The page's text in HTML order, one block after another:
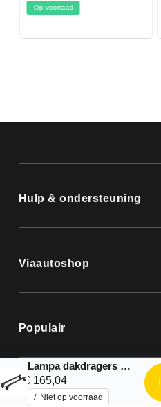
Op voorraad
Hulp & ondersteuning
Viaautoshop
Populair
Lampa dakdragers |Nordrive complete kit geschikt voor: Toyota – C-HR – 2016 – 2023
€ 165,04
Niet op voorraad